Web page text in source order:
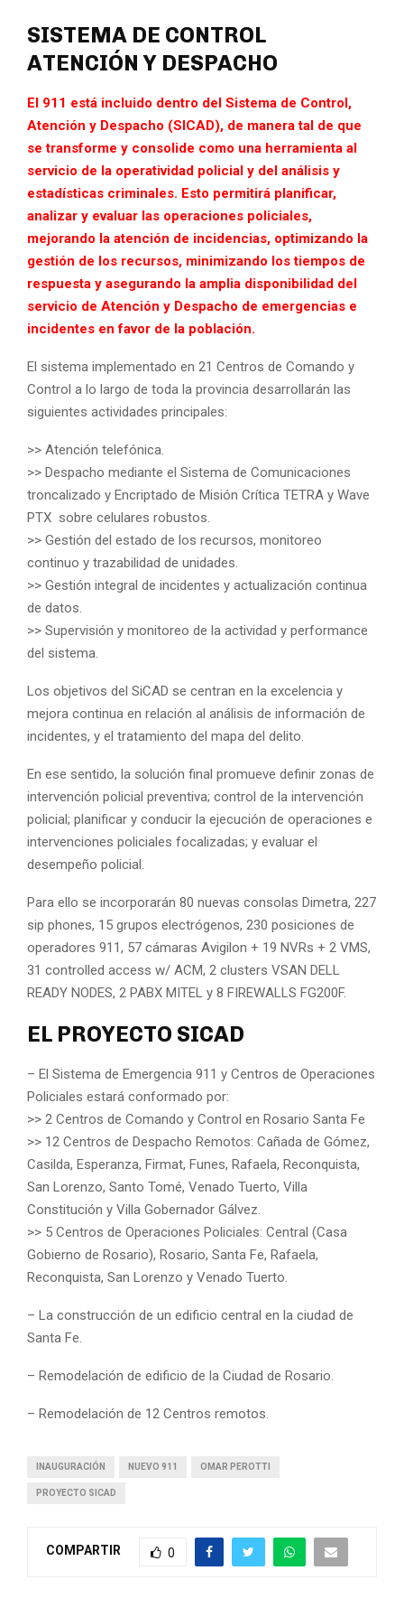
SISTEMA DE CONTROL
ATENCIÓN Y DESPACHO
El 911 está incluido dentro del Sistema de Control,
Atención y Despacho (SICAD), de manera tal de que
se transforme y consolide como una herramienta al
servicio de la operatividad policial y del análisis y
estadísticas criminales. Esto permitirá planificar,
analizar y evaluar las operaciones policiales,
mejorando la atención de incidencias, optimizando la
gestión de los recursos, minimizando los tiempos de
respuesta y asegurando la amplia disponibilidad del
servicio de Atención y Despacho de emergencias e
incidentes en favor de la población.
El sistema implementado en 21 Centros de Comando y
Control a lo largo de toda la provincia desarrollarán las
siguientes actividades principales:
>> Atención telefónica.
>> Despacho mediante el Sistema de Comunicaciones
troncalizado y Encriptado de Misión Crítica TETRA y Wave
PTX sobre celulares robustos.
>> Gestión del estado de los recursos, monitoreo
continuo y trazabilidad de unidades.
>> Gestión integral de incidentes y actualización continua
de datos.
>> Supervisión y monitoreo de la actividad y performance
del sistema.
Los objetivos del SiCAD se centran en la excelencia y
mejora continua en relación al análisis de información de
incidentes, y el tratamiento del mapa del delito.
En ese sentido, la solución final promueve definir zonas de
intervención policial preventiva; control de la intervención
policial; planificar y conducir la ejecución de operaciones e
intervenciones policiales focalizadas; y evaluar el
desempeño policial.
Para ello se incorporarán 80 nuevas consolas Dimetra, 227
sip phones, 15 grupos electrógenos, 230 posiciones de
operadores 911, 57 cámaras Avigilon + 19 NVRs + 2 VMS,
31 controlled access w/ ACM, 2 clusters VSAN DELL
READY NODES, 2 PABX MITEL y 8 FIREWALLS FG200F.
EL PROYECTO SICAD
– El Sistema de Emergencia 911 y Centros de Operaciones
Policiales estará conformado por:
>> 2 Centros de Comando y Control en Rosario Santa Fe
>> 12 Centros de Despacho Remotos: Cañada de Gómez,
Casilda, Esperanza, Firmat, Funes, Rafaela, Reconquista,
San Lorenzo, Santo Tomé, Venado Tuerto, Villa
Constitución y Villa Gobernador Gálvez.
>> 5 Centros de Operaciones Policiales: Central (Casa
Gobierno de Rosario), Rosario, Santa Fe, Rafaela,
Reconquista, San Lorenzo y Venado Tuerto.
– La construcción de un edificio central en la ciudad de
Santa Fe.
– Remodelación de edificio de la Ciudad de Rosario.
– Remodelación de 12 Centros remotos.
INAUGURACIÓN NUEVO 911 OMAR PEROTTI
PROYECTO SICAD
COMPARTIR 0